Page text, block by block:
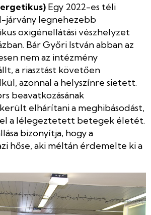
Egy 2022-es téli
járvány legnehezebb
oxigénellátási vészhelyzet
Bár Győri István abban az
nem az intézmény
a riasztást követően
azonnal a helyszínre sietett.
beavatkozásának
elhárítani a meghibásodást,
a lélegeztetett betegek életét.
bizonyítja, hogy a
hőse, aki méltán érdemelte ki a